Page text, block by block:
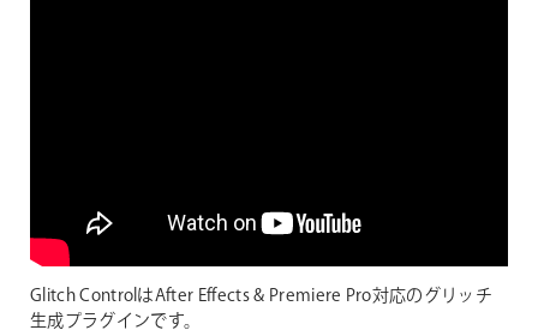
Glitch ControlはAfter Effects & Premiere Pro対応のグリッチ
生成プラグインです。